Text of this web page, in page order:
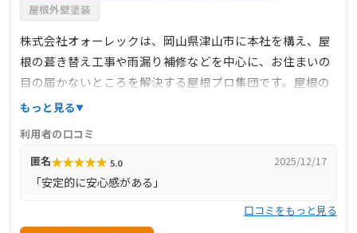
屋根外壁塗装
株式会社オォーレックは、岡山県津山市に本社を構え、屋
根の葺き替え工事や雨漏り補修などを中心に、お住まいの
目の届かないところを解決する屋根プロ集団です。屋根の
無料診断や些細なお悩みもお気軽にご相談ください。主に
まで幅広く、屋根の施工を承っております。その他近隣の
地域のお客様も施工可能な場合がございますので、お気軽
にお問い合わせください。
もっと見る
利用者の口コミ
匿名★★★★★ 5.0 2025/12/17
「安定的に安心感がある」
口コミをもっと見る